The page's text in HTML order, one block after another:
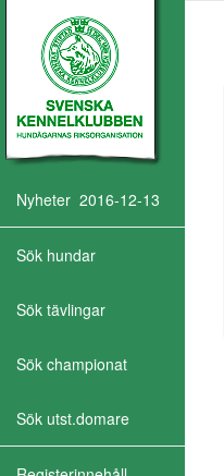
Nyheter 2016-12-13
Sök hundar
Sök tävlingar
Sök championat
Sök utst.domare